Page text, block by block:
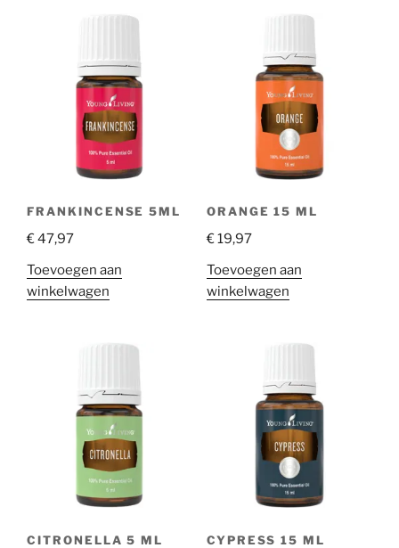
FRANKINCENSE 5ML
€47,97
Toevoegen aan
winkelwagen
ORANGE 15 ML
€19,97
Toevoegen aan
winkelwagen
CITRONELLA 5 ML CYPRESS 15 ML